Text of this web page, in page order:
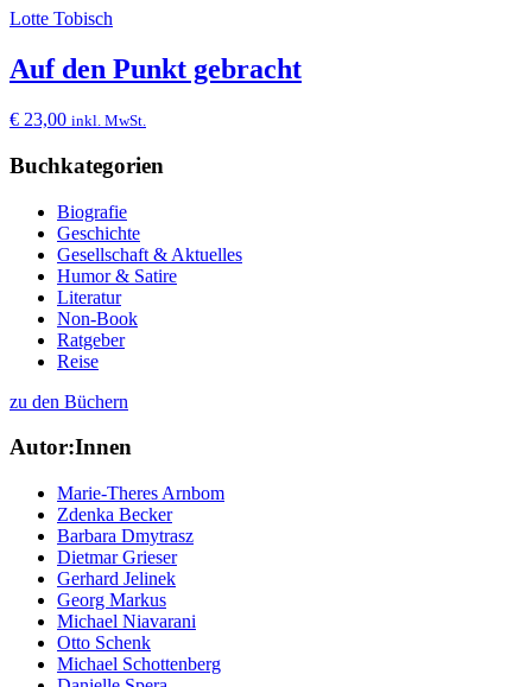
Lotte Tobisch
Auf den Punkt gebracht
€ 23,00 inkl. MwSt.
Buchkategorien
Biografie
Geschichte
Gesellschaft & Aktuelles
Humor & Satire
Literatur
Non-Book
Ratgeber
Reise
zu den Büchern
Autor:Innen
Marie-Theres Arnbom
Zdenka Becker
Barbara Dmytrasz
Dietmar Grieser
Gerhard Jelinek
Georg Markus
Michael Niavarani
Otto Schenk
Michael Schottenberg